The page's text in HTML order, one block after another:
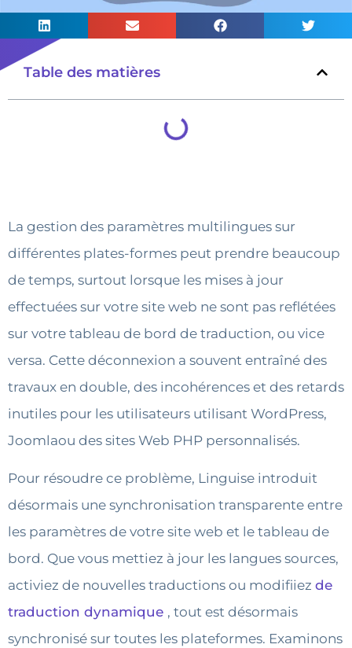
Table des matières
La gestion des paramètres multilingues sur
différentes plates-formes peut prendre beaucoup
de temps, surtout lorsque les mises à jour
effectuées sur votre site web ne sont pas reflétées
sur votre tableau de bord de traduction, ou vice
versa. Cette déconnexion a souvent entraîné des
travaux en double, des incohérences et des retards
inutiles pour les utilisateurs utilisant WordPress,
Joomlaou des sites Web PHP personnalisés.
Pour résoudre ce problème, Linguise introduit
désormais une synchronisation transparente entre
les paramètres de votre site web et le tableau de
bord. Que vous mettiez à jour les langues sources,
activiez de nouvelles traductions ou modifiiez de
traduction dynamique , tout est désormais
synchronisé sur toutes les plateformes. Examinons